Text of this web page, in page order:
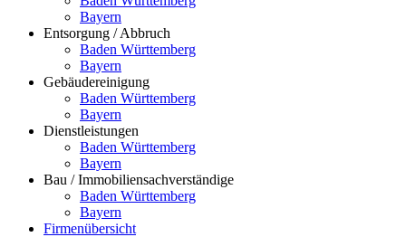
Bayern
Entsorgung / Abbruch
Baden Württemberg
Bayern
Gebäudereinigung
Baden Württemberg
Bayern
Dienstleistungen
Baden Württemberg
Bayern
Bau / Immobiliensachverständige
Baden Württemberg
Bayern
Firmenübersicht